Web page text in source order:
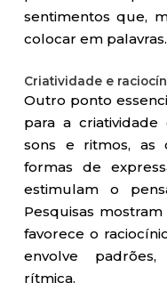
sentimentos que,
colocar em palavras.
Criatividade e
Outro ponto
para a criatividade
sons e ritmos, as
formas de
estimulam o
Pesquisas
favorece o
envolve
rítmica.